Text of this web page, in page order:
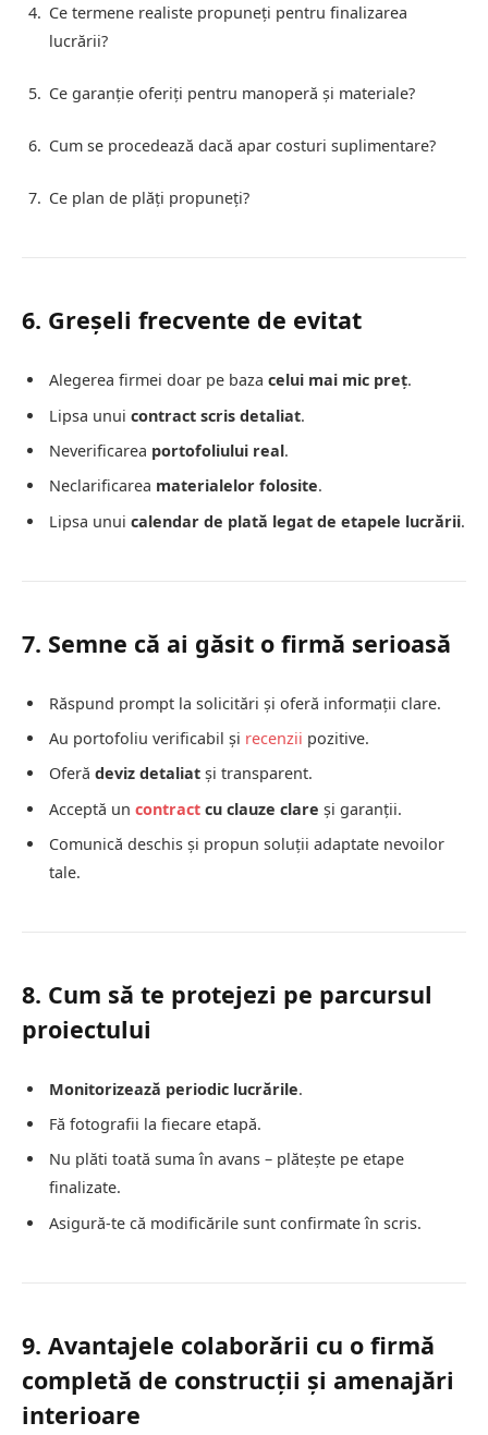
Ce termene realiste propuneți pentru finalizarea
lucrării?
Ce garanție oferiți pentru manoperă și materiale?
Cum se procedează dacă apar costuri suplimentare?
Ce plan de plăți propuneți?
6. Greșeli frecvente de evitat
Alegerea firmei doar pe baza celui mai mic preț.
Lipsa unui contract scris detaliat.
Neverificarea portofoliului real.
Neclarificarea materialelor folosite.
Lipsa unui calendar de plată legat de etapele lucrării.
7. Semne că ai găsit o firmă serioasă
Răspund prompt la solicitări și oferă informații clare.
Au portofoliu verificabil și recenzii pozitive.
Oferă deviz detaliat și transparent.
Acceptă un contract cu clauze clare și garanții.
Comunică deschis și propun soluții adaptate nevoilor
tale.
8. Cum să te protejezi pe parcursul
proiectului
Monitorizează periodic lucrările.
Fă fotografii la fiecare etapă.
Nu plăti toată suma în avans – plătește pe etape
finalizate.
Asigură-te că modificările sunt confirmate în scris.
9. Avantajele colaborării cu o firmă
completă de construcții și amenajări
interioare